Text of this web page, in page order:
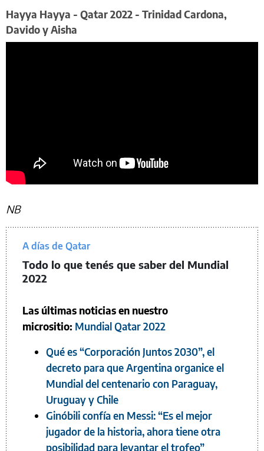
​Hayya Hayya - Qatar 2022 - Trinidad Cardona,
Davido y Aisha
NB
A días de Qatar
Todo lo que tenés que saber del Mundial
2022
Las últimas noticias en nuestro
micrositio: Mundial Qatar 2022
Qué es “Corporación Juntos 2030”, el
decreto para que Argentina organice el
Mundial del centenario con Paraguay,
Uruguay y Chile
Ginóbili confía en Messi: “Es el mejor
jugador de la historia, ahora tiene otra
posibilidad para levantar el trofeo”